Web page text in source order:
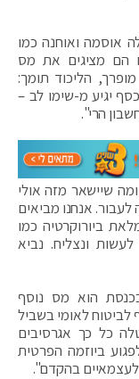
אוסמה ואוחנה כמו
הם מציגים את מס
הליכוד תומך:
יגיע מ-שימו לב –
הרי".
שיישאר מזה אולי
אנחנו מביאים
ביורוקרטיה כמו
ונצליח. נביא
הוא מס נוסף
לאומי בשביל
כל כך אגרסיבים
ביוזמה הפרטית
בהקדם".